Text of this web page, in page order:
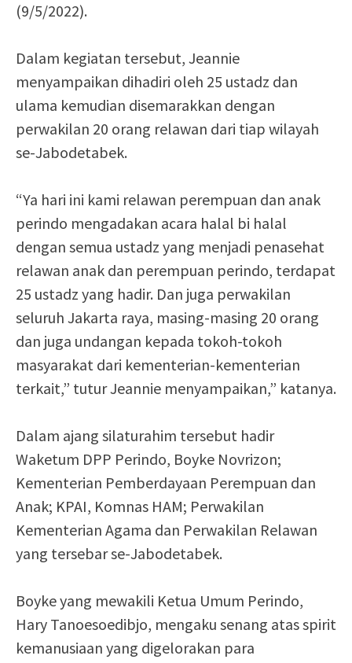
(9/5/2022).
Dalam kegiatan tersebut, Jeannie
menyampaikan dihadiri oleh 25 ustadz dan
ulama kemudian disemarakkan dengan
perwakilan 20 orang relawan dari tiap wilayah
se-Jabodetabek.
“Ya hari ini kami relawan perempuan dan anak
perindo mengadakan acara halal bi halal
dengan semua ustadz yang menjadi penasehat
relawan anak dan perempuan perindo, terdapat
25 ustadz yang hadir. Dan juga perwakilan
seluruh Jakarta raya, masing-masing 20 orang
dan juga undangan kepada tokoh-tokoh
masyarakat dari kementerian-kementerian
terkait,” tutur Jeannie menyampaikan,” katanya.
Dalam ajang silaturahim tersebut hadir
Waketum DPP Perindo, Boyke Novrizon;
Kementerian Pemberdayaan Perempuan dan
Anak; KPAI, Komnas HAM; Perwakilan
Kementerian Agama dan Perwakilan Relawan
yang tersebar se-Jabodetabek.
Boyke yang mewakili Ketua Umum Perindo,
Hary Tanoesoedibjo, mengaku senang atas spirit
kemanusiaan yang digelorakan para